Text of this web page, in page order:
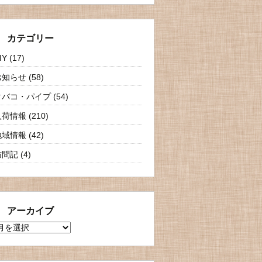
カテゴリー
(17)
知らせ (58)
バコ・パイプ(54)
荷情報 (210)
域情報 (42)
問記 (4)
アーカイブ